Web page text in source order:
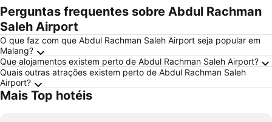
Perguntas frequentes sobre Abdul Rachman
Saleh Airport
O que faz com que Abdul Rachman Saleh Airport seja popular em
Malang?
Que alojamentos existem perto de Abdul Rachman Saleh Airport?
Quais outras atrações existem perto de Abdul Rachman Saleh
Airport?
Mais Top hotéis